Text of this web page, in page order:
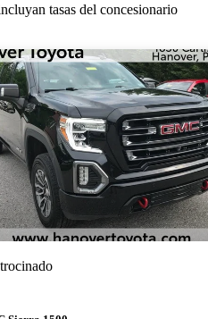
tasas del concesionario